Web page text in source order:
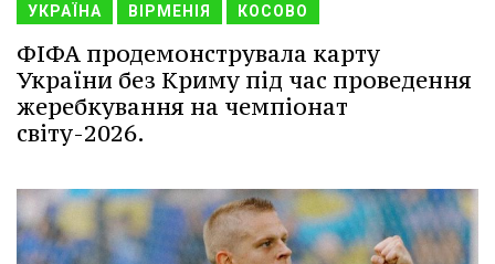
УКРАЇНА ВІРМЕНІЯ КОСОВО
ФІФА продемонструвала карту
України без Криму під час проведення
жеребкування на чемпіонат
світу-2026.